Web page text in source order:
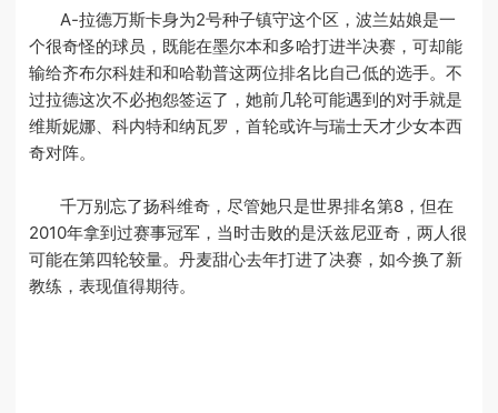
A-拉德万斯卡身为2号种子镇守这个区，波兰姑娘是一
个很奇怪的球员，既能在墨尔本和多哈打进半决赛，可却能
输给齐布尔科娃和和哈勒普这两位排名比自己低的选手。不
过拉德这次不必抱怨签运了，她前几轮可能遇到的对手就是
维斯妮娜、科内特和纳瓦罗，首轮或许与瑞士天才少女本西
奇对阵。
千万别忘了扬科维奇，尽管她只是世界排名第8，但在
2010年拿到过赛事冠军，当时击败的是沃兹尼亚奇，两人很
可能在第四轮较量。丹麦甜心去年打进了决赛，如今换了新
教练，表现值得期待。